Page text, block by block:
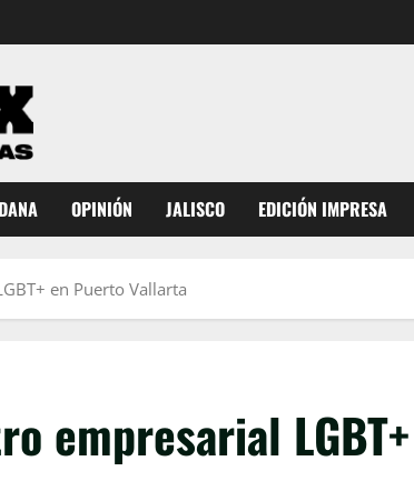
OPINIÓN JALISCO EDICIÓN IMPRESA
en Puerto Vallarta
empresarial